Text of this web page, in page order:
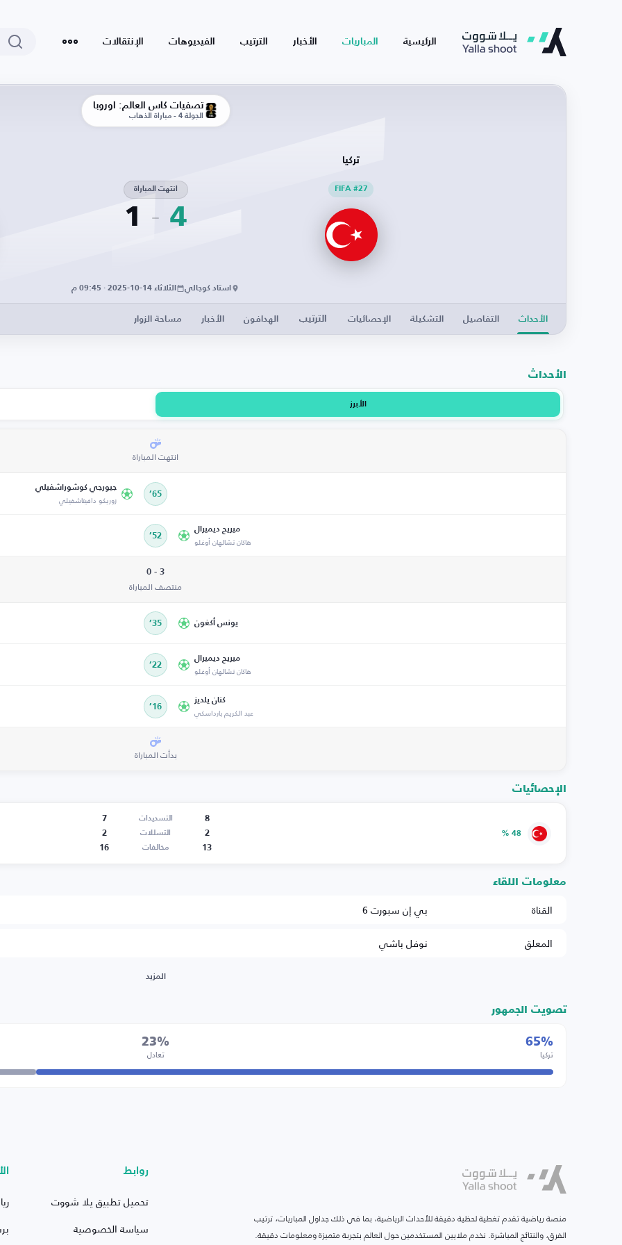
الرئيسية المباريات الأخبار الترتيب الفيديوهات الإنتقالات
تصفيات كأس العالم: أوروبا
الجولة 4 - مباراة الذهاب
تركيا
FIFA #27
4
انتهت المباراة
1
استاد كوجالي الثلاثاء 14-10-2025 · 09:45 م
الأحداث التفاصيل التشكيلة الإحصائيات الترتيب الهدافون الأخبار مساحة الزوار
الأحداث
الأبرز
انتهت المباراة
65’
جيورجي كوشوراشفيلي
زوريكو دافيتاشفيلي
ميريح ديميرال
هاكان تشالهان أوغلو 52’
3 - 0
منتصف المباراة
يونس أكغون 35’
ميريح ديميرال
هاكان تشالهان أوغلو 22’
كنان يلديز
عبد الكريم بارداسكي 16’
بدأت المباراة
الإحصائيات
48 %
8 التسديدات
7
2
التسللات
2
13
مخالفات 16
معلومات اللقاء
القناة
بي إن سبورت 6
المعلق
نوفل باشي
المزيد
تصويت الجمهور
65%
تركيا
23%
تعادل
منصة رياضية تقدم تغطية لحظية دقيقة للأحداث الرياضية، بما في ذلك جداول المباريات، ترتيب
الفرق، والنتائج المباشرة. نخدم ملايين المستخدمين حول العالم بتجربة متميزة ومعلومات دقيقة.
روابط
تحميل تطبيق يلا شووت
سياسة الخصوصية